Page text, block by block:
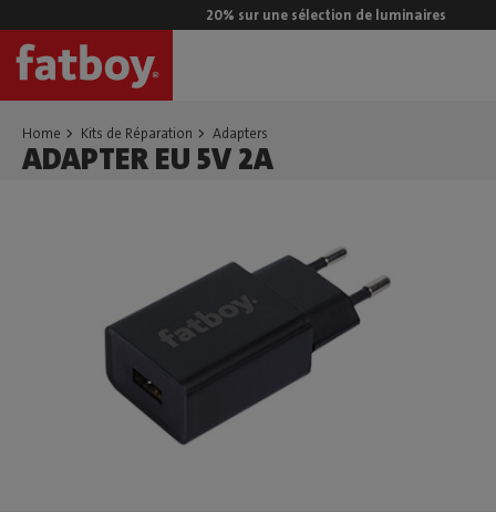
20% sur une sélection de luminaires
Home Kits de Réparation Adapters
ADAPTER EU 5V 2A